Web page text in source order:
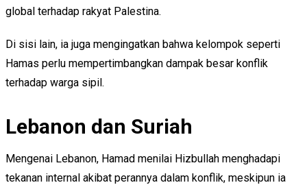
global terhadap rakyat Palestina.
Di sisi lain, ia juga mengingatkan bahwa kelompok seperti
Hamas perlu mempertimbangkan dampak besar konflik
terhadap warga sipil.
Lebanon dan Suriah
Mengenai Lebanon, Hamad menilai Hizbullah menghadapi
tekanan internal akibat perannya dalam konflik, meskipun ia